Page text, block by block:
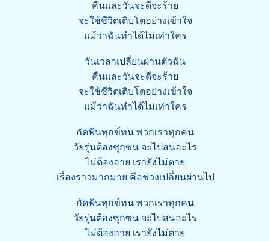
คืนและวันจะดีจะร้าย
จะใช้ชีวิตเติบโตอย่างเข้าใจ
แม้ว่าฉันทำได้ไม่เท่าใคร
วันเวลาเปลี่ยนผ่านตัวฉัน
คืนและวันจะดีจะร้าย
จะใช้ชีวิตเติบโตอย่างเข้าใจ
แม้ว่าฉันทำได้ไม่เท่าใคร
กัดฟันทุกข์ทน พวกเราทุกคน
วัยรุ่นต้องซุกซน จะไปสนอะไร
ไม่ต้องอาย เรายังไม่ตาย
เรื่องราวมากมาย คือช่วงเปลี่ยนผ่านไป
กัดฟันทุกข์ทน พวกเราทุกคน
วัยรุ่นต้องซุกซน จะไปสนอะไร
ไม่ต้องอาย เรายังไม่ตาย